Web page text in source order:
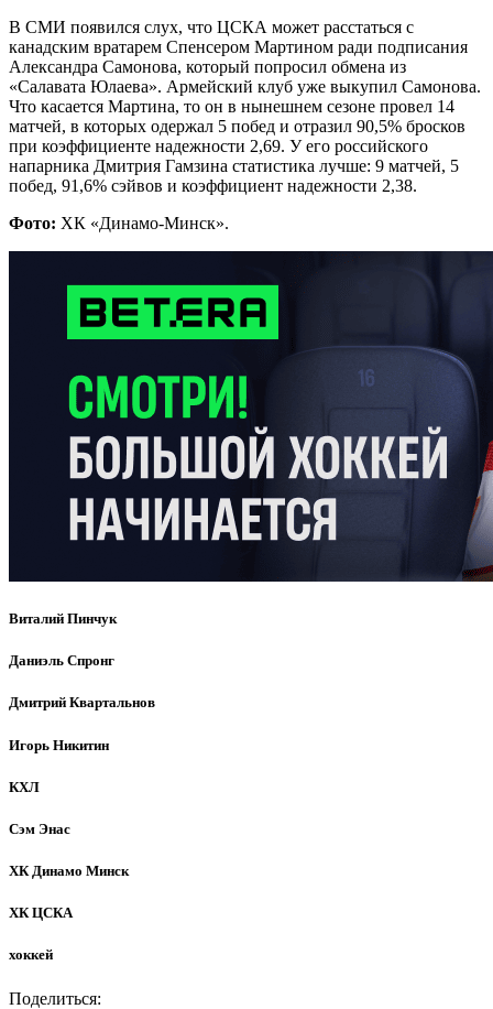
В СМИ появился слух, что ЦСКА может расстаться с
канадским вратарем Спенсером Мартином ради подписания
Александра Самонова, который попросил обмена из
«Салавата Юлаева». Армейский клуб уже выкупил Самонова.
Что касается Мартина, то он в нынешнем сезоне провел 14
матчей, в которых одержал 5 побед и отразил 90,5% бросков
при коэффициенте надежности 2,69. У его российского
напарника Дмитрия Гамзина статистика лучше: 9 матчей, 5
побед, 91,6% сэйвов и коэффициент надежности 2,38.
Фото: ХК «Динамо-Минск».
Виталий Пинчук
Даниэль Спронг
Дмитрий Квартальнов
Игорь Никитин
КХЛ
Сэм Энас
ХК Динамо Минск
ХК ЦСКА
хоккей
Поделиться: